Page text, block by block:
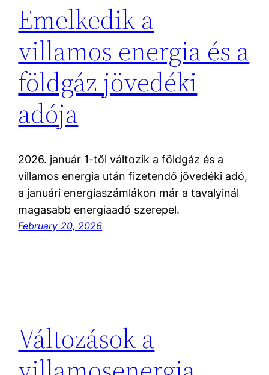
Emelkedik a
villamos energia és a
földgáz jövedéki
adója
2026. január 1-től változik a földgáz és a
villamos energia után fizetendő jövedéki adó,
a januári energiaszámlákon már a tavalyinál
magasabb energiaadó szerepel.
February 20, 2026
Változások a